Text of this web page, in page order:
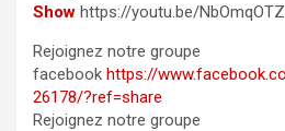
Show https://youtu.be/
Rejoignez notre groupe
facebook https://
26178/?ref=share
Rejoignez notre groupe